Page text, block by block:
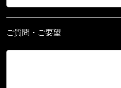
ご質問・ご要望